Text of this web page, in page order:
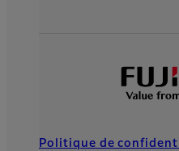
Politique de